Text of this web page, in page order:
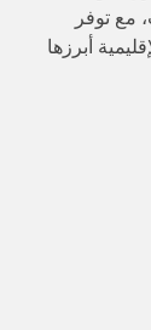
مع توفر
أبرزها